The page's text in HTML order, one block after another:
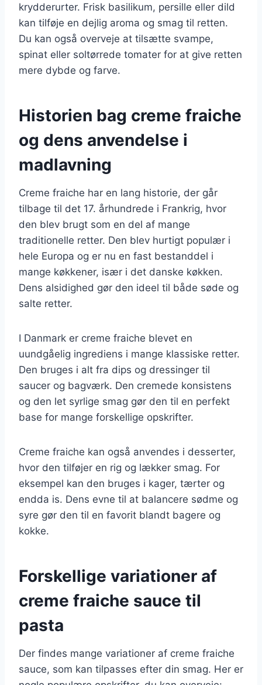
krydderurter. Frisk basilikum, persille eller dild
kan tilføje en dejlig aroma og smag til retten.
Du kan også overveje at tilsætte svampe,
spinat eller soltørrede tomater for at give retten
mere dybde og farve.
Historien bag creme fraiche
og dens anvendelse i
madlavning
Creme fraiche har en lang historie, der går
tilbage til det 17. århundrede i Frankrig, hvor
den blev brugt som en del af mange
traditionelle retter. Den blev hurtigt populær i
hele Europa og er nu en fast bestanddel i
mange køkkener, især i det danske køkken.
Dens alsidighed gør den ideel til både søde og
salte retter.
I Danmark er creme fraiche blevet en
uundgåelig ingrediens i mange klassiske retter.
Den bruges i alt fra dips og dressinger til
saucer og bagværk. Den cremede konsistens
og den let syrlige smag gør den til en perfekt
base for mange forskellige opskrifter.
Creme fraiche kan også anvendes i desserter,
hvor den tilføjer en rig og lækker smag. For
eksempel kan den bruges i kager, tærter og
endda is. Dens evne til at balancere sødme og
syre gør den til en favorit blandt bagere og
kokke.
Forskellige variationer af
creme fraiche sauce til
pasta
Der findes mange variationer af creme fraiche
sauce, som kan tilpasses efter din smag. Her er